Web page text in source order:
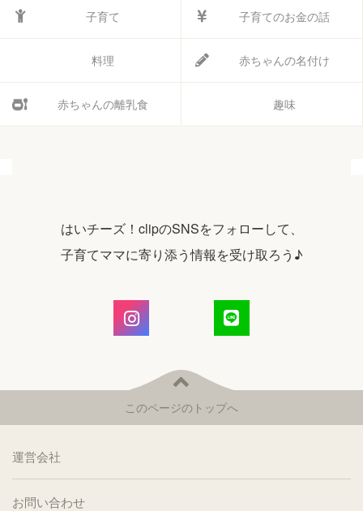
子育て 子育てのお金の話
料理 赤ちゃんの名付け
赤ちゃんの離乳食 趣味
はいチーズ！clipのSNSをフォローして、
子育てママに寄り添う情報を受け取ろう♪
このページのトップへ
運営会社
お問い合わせ